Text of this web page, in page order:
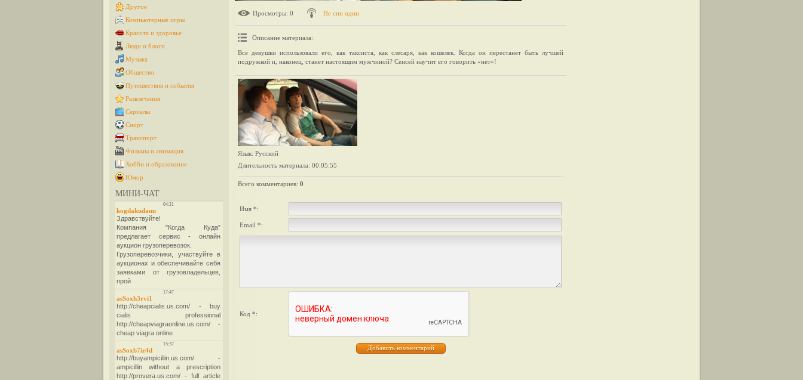
Другое
Компьютерные игры
Красота и здоровье
Люди и блоги
Музыка
Общество
Путешествия и события
Развлечения
Сериалы
Спорт
Транспорт
Фильмы и анимация
Хобби и образование
Юмор
МИНИ-ЧАТ
Просмотры: 0 Не спи один
Описание материала:
Все девушки использовали его, как таксиста, как слесаря, как кошелек. Когда он перестанет быть лучшей
подружкой и, наконец, станет настоящим мужчиной? Сенсей научит его говорить «нет»!
Язык: Русский
Длительность материала: 00:05:55
Всего комментариев: 0
Имя *:
Email *:
Код *: